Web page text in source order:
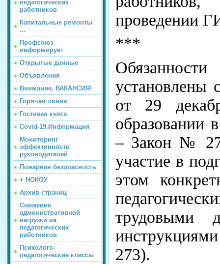
педагогических
работников
Капитальные ремонты
...
Профсоюз
информирует
Открытые данные
Объявления
Внимание, ВАКАНСИЯ!
Горячая линия
Гостевая книга
Covid-19.Информация
Мониторинг
эффективности
руководителей
Пожарная безопасность
+ НОКОУ
Архив страниц
Снижение
административной
нагрузки на
педагогических
работников
Психолого-
педагогические классы
проведении
***
установлены
от 29
образовании
– Закон №
участие в
этом
трудовыми
273).